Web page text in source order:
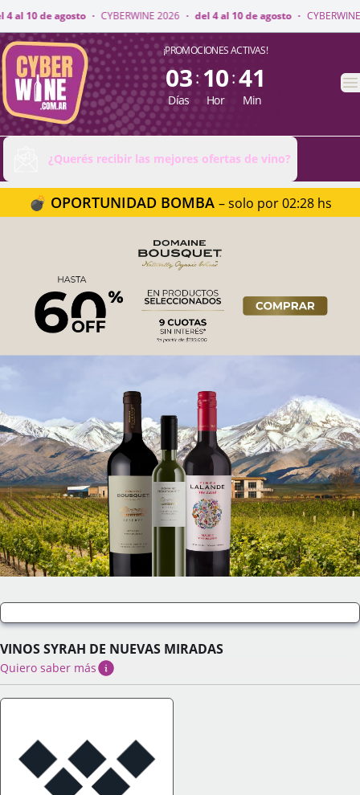
2026 · del 4 al 10 de agosto · CYBERWINE 2026 · del 4 al 10 de agosto
CyberWine ¡PROMOCIONES ACTIVAS!
03
Días
: 10
Hor
:41
Min
¿Querés recibir las mejores ofertas de vino?
💣 OPORTUNIDAD BOMBA – solo por 02:28 hs
VINOS SYRAH DE NUEVAS MIRADAS
Quiero saber más